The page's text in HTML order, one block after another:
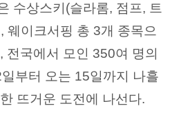
수상스키 (슬라롬, 점프, 트
, 웨이크서핑 총 3개 종목으
, 전국에서 모인 350여 명의
일부터 오는 15일까지 나흘
뜨거운 도전에 나선다.